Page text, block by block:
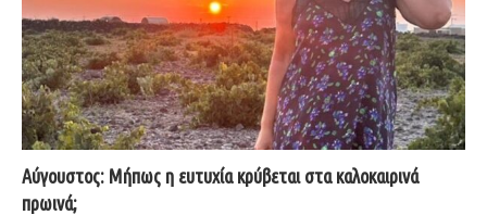
Αύγουστος: Μήπως η ευτυχία κρύβεται στα καλοκαιρινά
πρωινά;